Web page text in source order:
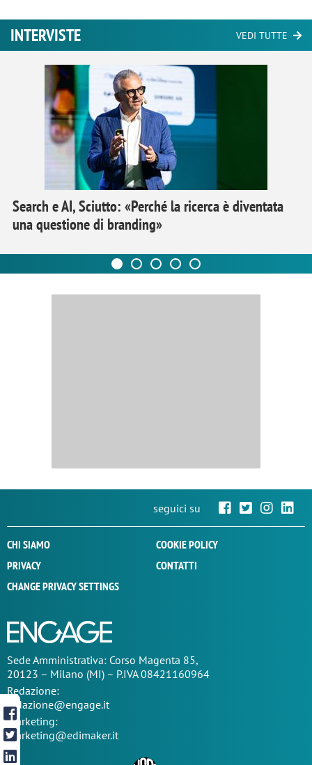
INTERVISTE VEDI TUTTE
Search e AI, Sciutto: «Perché la ricerca è diventata
una questione di branding»
seguici su
CHI SIAMO
COOKIE POLICY
PRIVACY
CONTATTI
CHANGE PRIVACY SETTINGS
SedeAmministrativa: Corso Magenta 85,
20123 – Milano (MI) – P.IVA 08421160964
Redazione:
redazione@engage.it
Marketing:
marketing@edimaker.it